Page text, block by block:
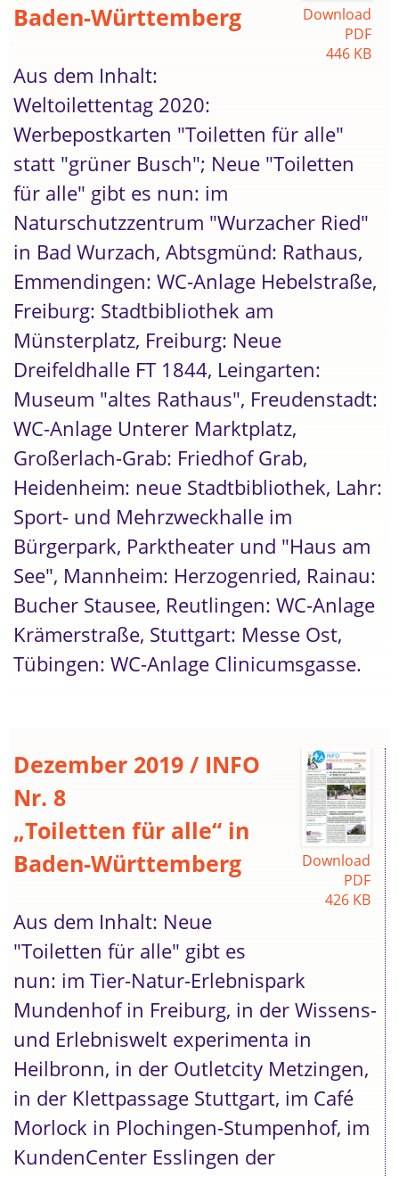
Download
PDF
446 KB
Baden-Württemberg
Aus dem Inhalt:
Weltoilettentag 2020:
Werbepostkarten "Toiletten für alle"
statt "grüner Busch"; Neue "Toiletten
für alle" gibt es nun: im
Naturschutzzentrum "Wurzacher Ried"
in Bad Wurzach, Abtsgmünd: Rathaus,
Emmendingen: WC-Anlage Hebelstraße,
Freiburg: Stadtbibliothek am
Münsterplatz, Freiburg: Neue
Dreifeldhalle FT 1844, Leingarten:
Museum "altes Rathaus", Freudenstadt:
WC-Anlage Unterer Marktplatz,
Großerlach-Grab: Friedhof Grab,
Heidenheim: neue Stadtbibliothek, Lahr:
Sport- und Mehrzweckhalle im
Bürgerpark, Parktheater und "Haus am
See", Mannheim: Herzogenried, Rainau:
Bucher Stausee, Reutlingen: WC-Anlage
Krämerstraße, Stuttgart: Messe Ost,
Tübingen: WC-Anlage Clinicumsgasse.
Download
PDF
426 KB
Dezember 2019 / INFO
Nr. 8
„Toiletten für alle“ in
Baden-Württemberg
Aus dem Inhalt: Neue
"Toiletten für alle" gibt es
nun: im Tier-Natur-Erlebnispark
Mundenhof in Freiburg, in der Wissens-
und Erlebniswelt experimenta in
Heilbronn, in der Outletcity Metzingen,
in der Klettpassage Stuttgart, im Café
Morlock in Plochingen-Stumpenhof, im
KundenCenter Esslingen der